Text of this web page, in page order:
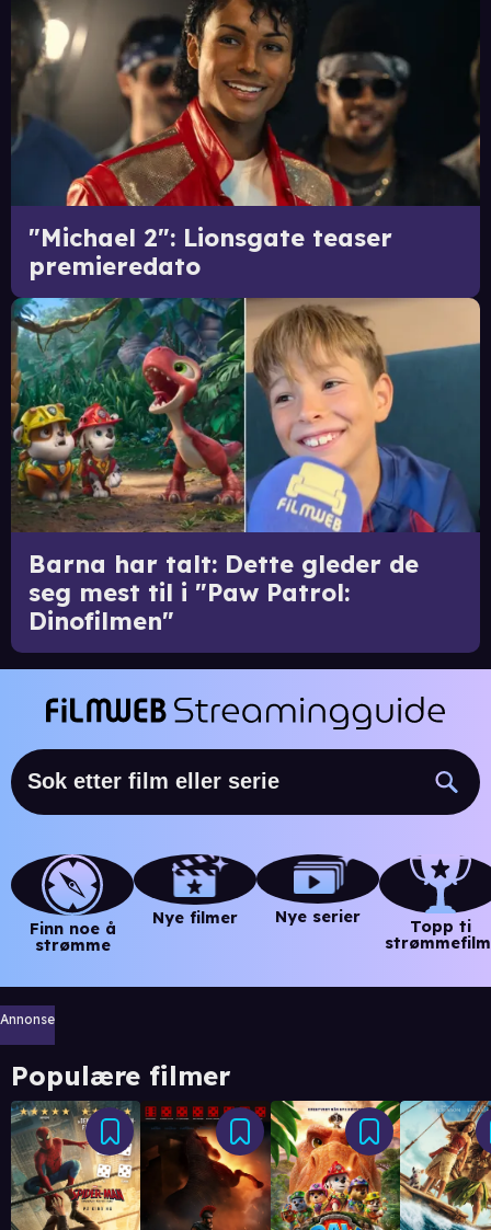
"Michael 2": Lionsgate teaser
premieredato
Barna har talt: Dette gleder de
seg mest til i "Paw Patrol:
Dinofilmen"
Finn noe å
strømme
Nye filmer Nye serier
Topp ti
Annonse
Populære filmer